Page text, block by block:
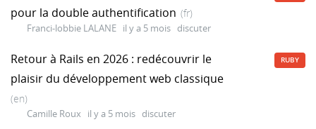
pour la double authentification (fr)
Franci-lobbie LALANE il y a 5 mois discuter
Retour à Rails en 2026 : redécouvrir le
plaisir du développement web classique
(en)
Camille Roux il y a 5 mois discuter
RUBY